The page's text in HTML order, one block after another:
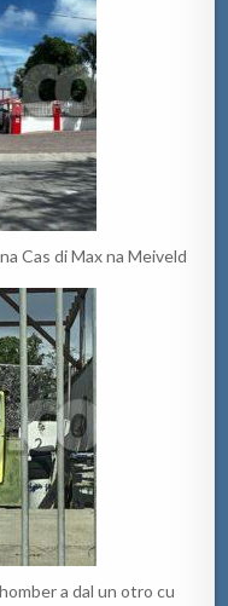
Cas di Max na Meiveld
a dal un otro cu